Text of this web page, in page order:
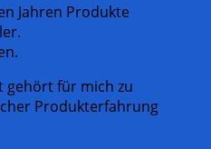
Jahren Produkte
gehört für mich zu
Produkterfahrung